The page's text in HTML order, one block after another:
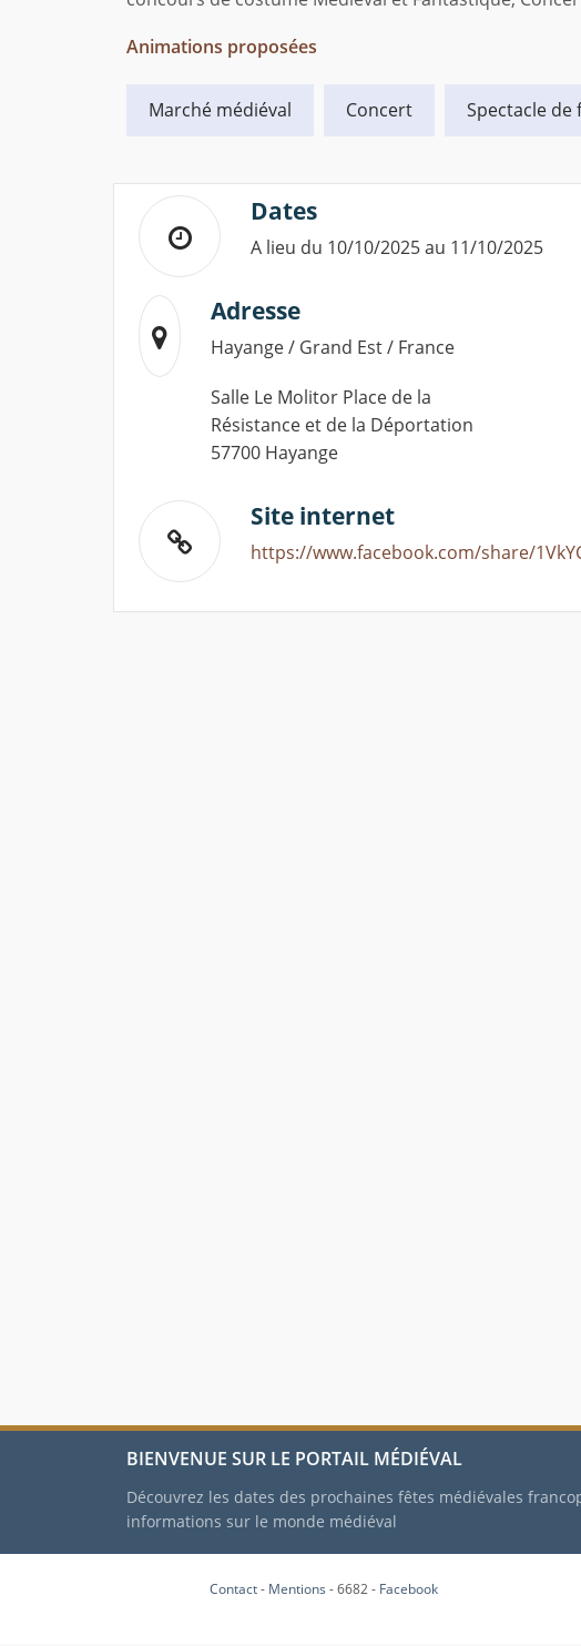
Animations proposées
Marché médiéval Concert Spectacle de
Dates
A lieu du 10/10/2025 au 11/10/2025
Adresse
Hayange / Grand Est / France
Salle Le Molitor Place de la
Résistance et de la Déportation
57700 Hayange
Site internet
https://www.facebook.com/share/
BIENVENUE SUR LE PORTAIL MÉDIÉVAL
Découvrez les dates des prochaines fêtes médiévales
informations sur le monde médiéval
Contact- Mentions - 6682 - Facebook